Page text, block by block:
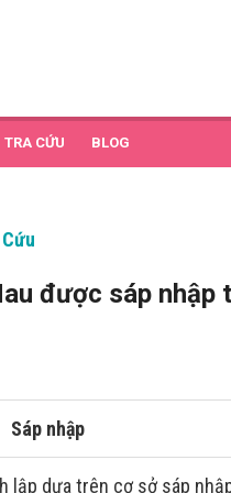
TRA CỨU BLOG
được sáp nhập
Sáp nhập
lập dựa trên cơ sở sáp